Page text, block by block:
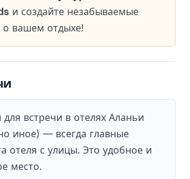
представления организуется
в Аланью. Гости доставляются
в комфортных условиях, что
этот тур?
и создайте незабываемые
вашем отдыхе!
встречи в отелях Аланьи
иное) — всегда главные
отеля с улицы. Это удобное и
место.